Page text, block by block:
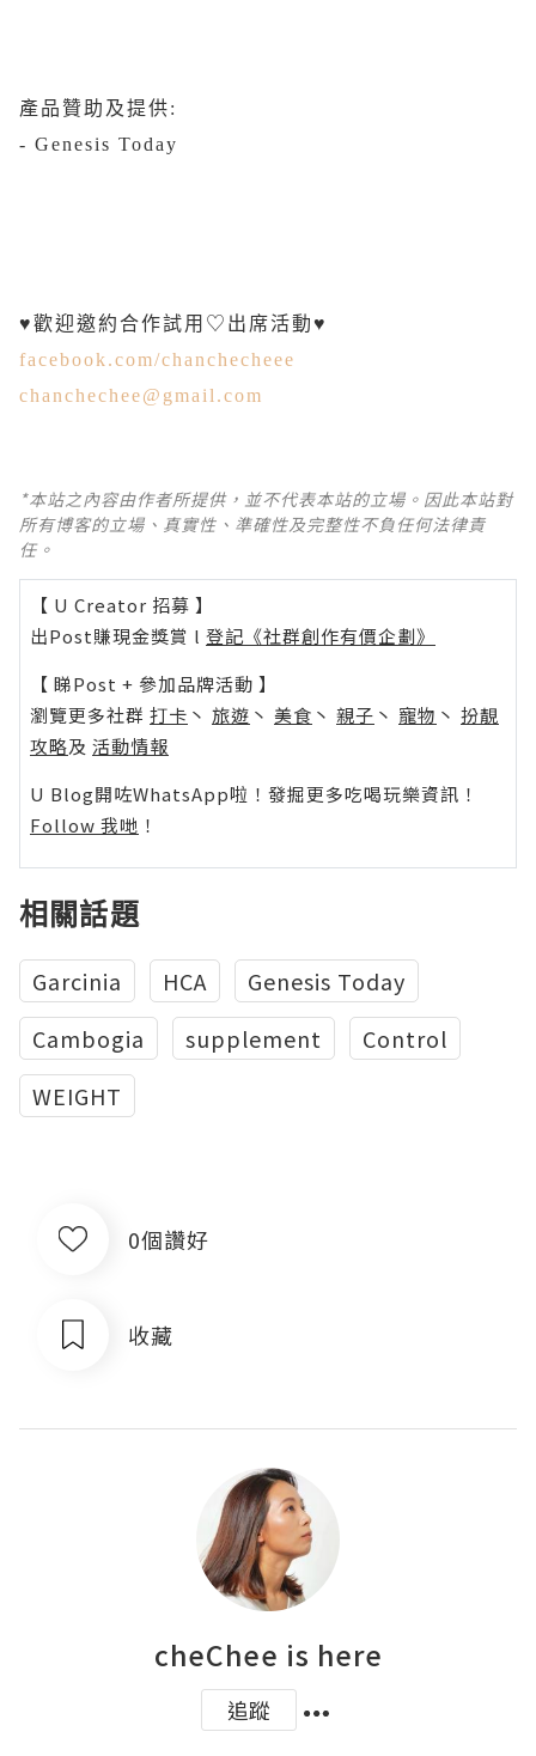
產品贊助及提供:
- Genesis Today
♥歡迎邀約合作試用♡出席活動♥
facebook.com/chanchecheee
chanchechee@gmail.com
*本站之內容由作者所提供，並不代表本站的立場。因此本站對
所有博客的立場、真實性、準確性及完整性不負任何法律責
任。
【 U Creator 招募 】
出Post賺現金獎賞 l 登記《社群創作有價企劃》
【 睇Post + 參加品牌活動 】
瀏覽更多社群 打卡 丶 旅遊 丶 美食 丶 親子 丶 寵物 丶 扮靚
攻略及 活動情報
U Blog開咗WhatsApp啦！發掘更多吃喝玩樂資訊！
Follow 我哋 ！
相關話題
Garcinia HCA
Genesis Today
Cambogia
supplement
Control
WEIGHT
0個讚好
收藏
cheChee is here
追蹤